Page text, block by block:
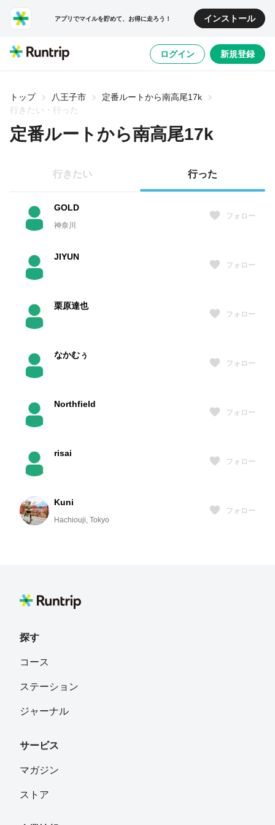
アプリでマイルを貯めて、お得に走ろう！ インストール
ログイン 新規登録
トップ 八王子市
定番ルートから南高尾17k
行きたい・行った
定番ルートから南高尾17k
行きたい 行った
GOLD
神奈川
フォロー
JIYUN
フォロー
栗原達也
フォロー
なかむぅ
フォロー
Northfield
フォロー
risai
フォロー
Kuni
Hachiouji, Tokyo
フォロー
探す
コース
ステーション
ジャーナル
サービス
マガジン
ストア